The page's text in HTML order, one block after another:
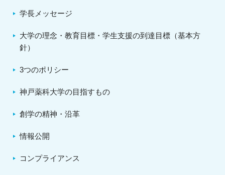
学長メッセージ
大学の理念・教育目標・学生支援の到達目標（基本方
針）
3つのポリシー
神戸薬科大学の目指すもの
創学の精神・沿革
情報公開
コンプライアンス